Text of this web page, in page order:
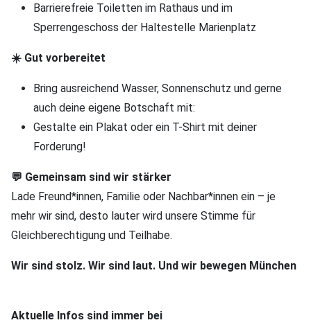
Barrierefreie Toiletten im Rathaus und im
Sperrengeschoss der Haltestelle Marienplatz
☀️ Gut vorbereitet
Bring ausreichend Wasser, Sonnenschutz und gerne
auch deine eigene Botschaft mit:
Gestalte ein Plakat oder ein T-Shirt mit deiner
Forderung!
💬 Gemeinsam sind wir stärker
Lade Freund*innen, Familie oder Nachbar*innen ein – je
mehr wir sind, desto lauter wird unsere Stimme für
Gleichberechtigung und Teilhabe.
Wir sind stolz. Wir sind laut. Und wir bewegen München
Aktuelle Infos sind immer bei